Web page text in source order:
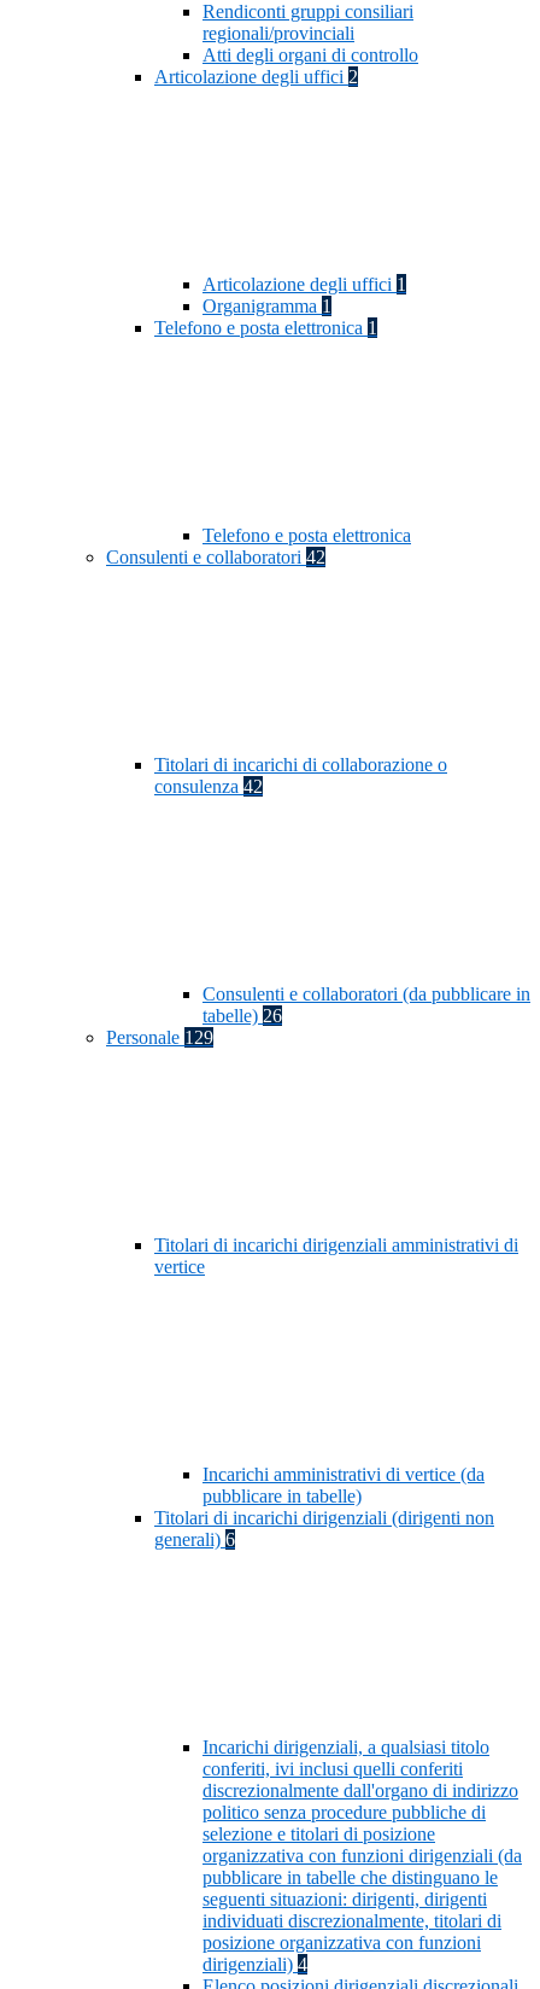
Rendiconti gruppi consiliari
regionali/provinciali
Atti degli organi di controllo
Articolazione degli uffici 2
Articolazione degli uffici 1
Organigramma 1
Telefono e posta elettronica 1
Telefono e posta elettronica
Consulenti e collaboratori 42
Titolari di incarichi di collaborazione o
consulenza 42
Consulenti e collaboratori (da pubblicare in
tabelle) 26
Personale 129
Titolari di incarichi dirigenziali amministrativi di
vertice
Incarichi amministrativi di vertice (da
pubblicare in tabelle)
Titolari di incarichi dirigenziali (dirigenti non
generali) 6
Incarichi dirigenziali, a qualsiasi titolo
conferiti, ivi inclusi quelli conferiti
discrezionalmente dall'organo di indirizzo
politico senza procedure pubbliche di
selezione e titolari di posizione
organizzativa con funzioni dirigenziali (da
pubblicare in tabelle che distinguano le
seguenti situazioni: dirigenti, dirigenti
individuati discrezionalmente, titolari di
posizione organizzativa con funzioni
dirigenziali) 4